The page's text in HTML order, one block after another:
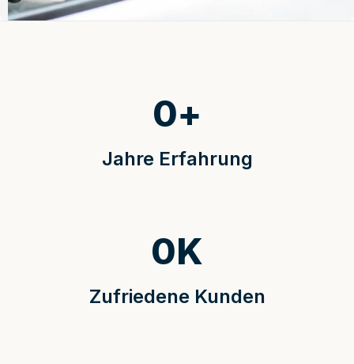
Jahre Erfahrung
0+
Zufriedene Kunden
0K